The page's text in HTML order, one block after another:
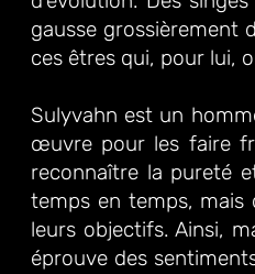
gausse grossièrement
ces êtres qui, pour lui,
Sulyvahn est un
œuvre pour les faire
reconnaître la pureté
temps en temps, mais
leurs objectifs. Ainsi,
éprouve des